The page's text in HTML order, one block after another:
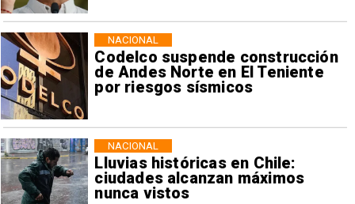
Codelco suspende construcción
de Andes Norte en El Teniente
por riesgos sísmicos
NACIONAL
Lluvias históricas en Chile:
ciudades alcanzan máximos
nunca vistos
NACIONAL